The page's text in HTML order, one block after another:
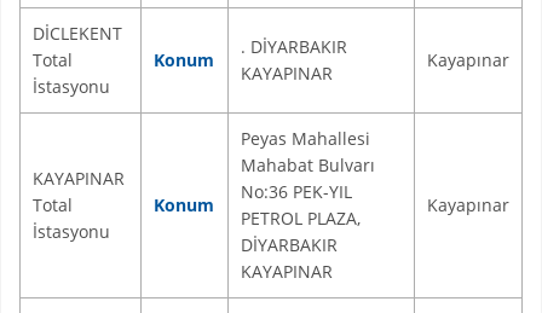
DİCLEKENT
Total
İstasyonu
Konum
. DİYARBAKIR
KAYAPINAR
Kayapınar
KAYAPINAR
Total
İstasyonu
Konum
Peyas Mahallesi
Mahabat Bulvarı
No:36 PEK-YIL
PETROL PLAZA,
DİYARBAKIR
KAYAPINAR
Kayapınar